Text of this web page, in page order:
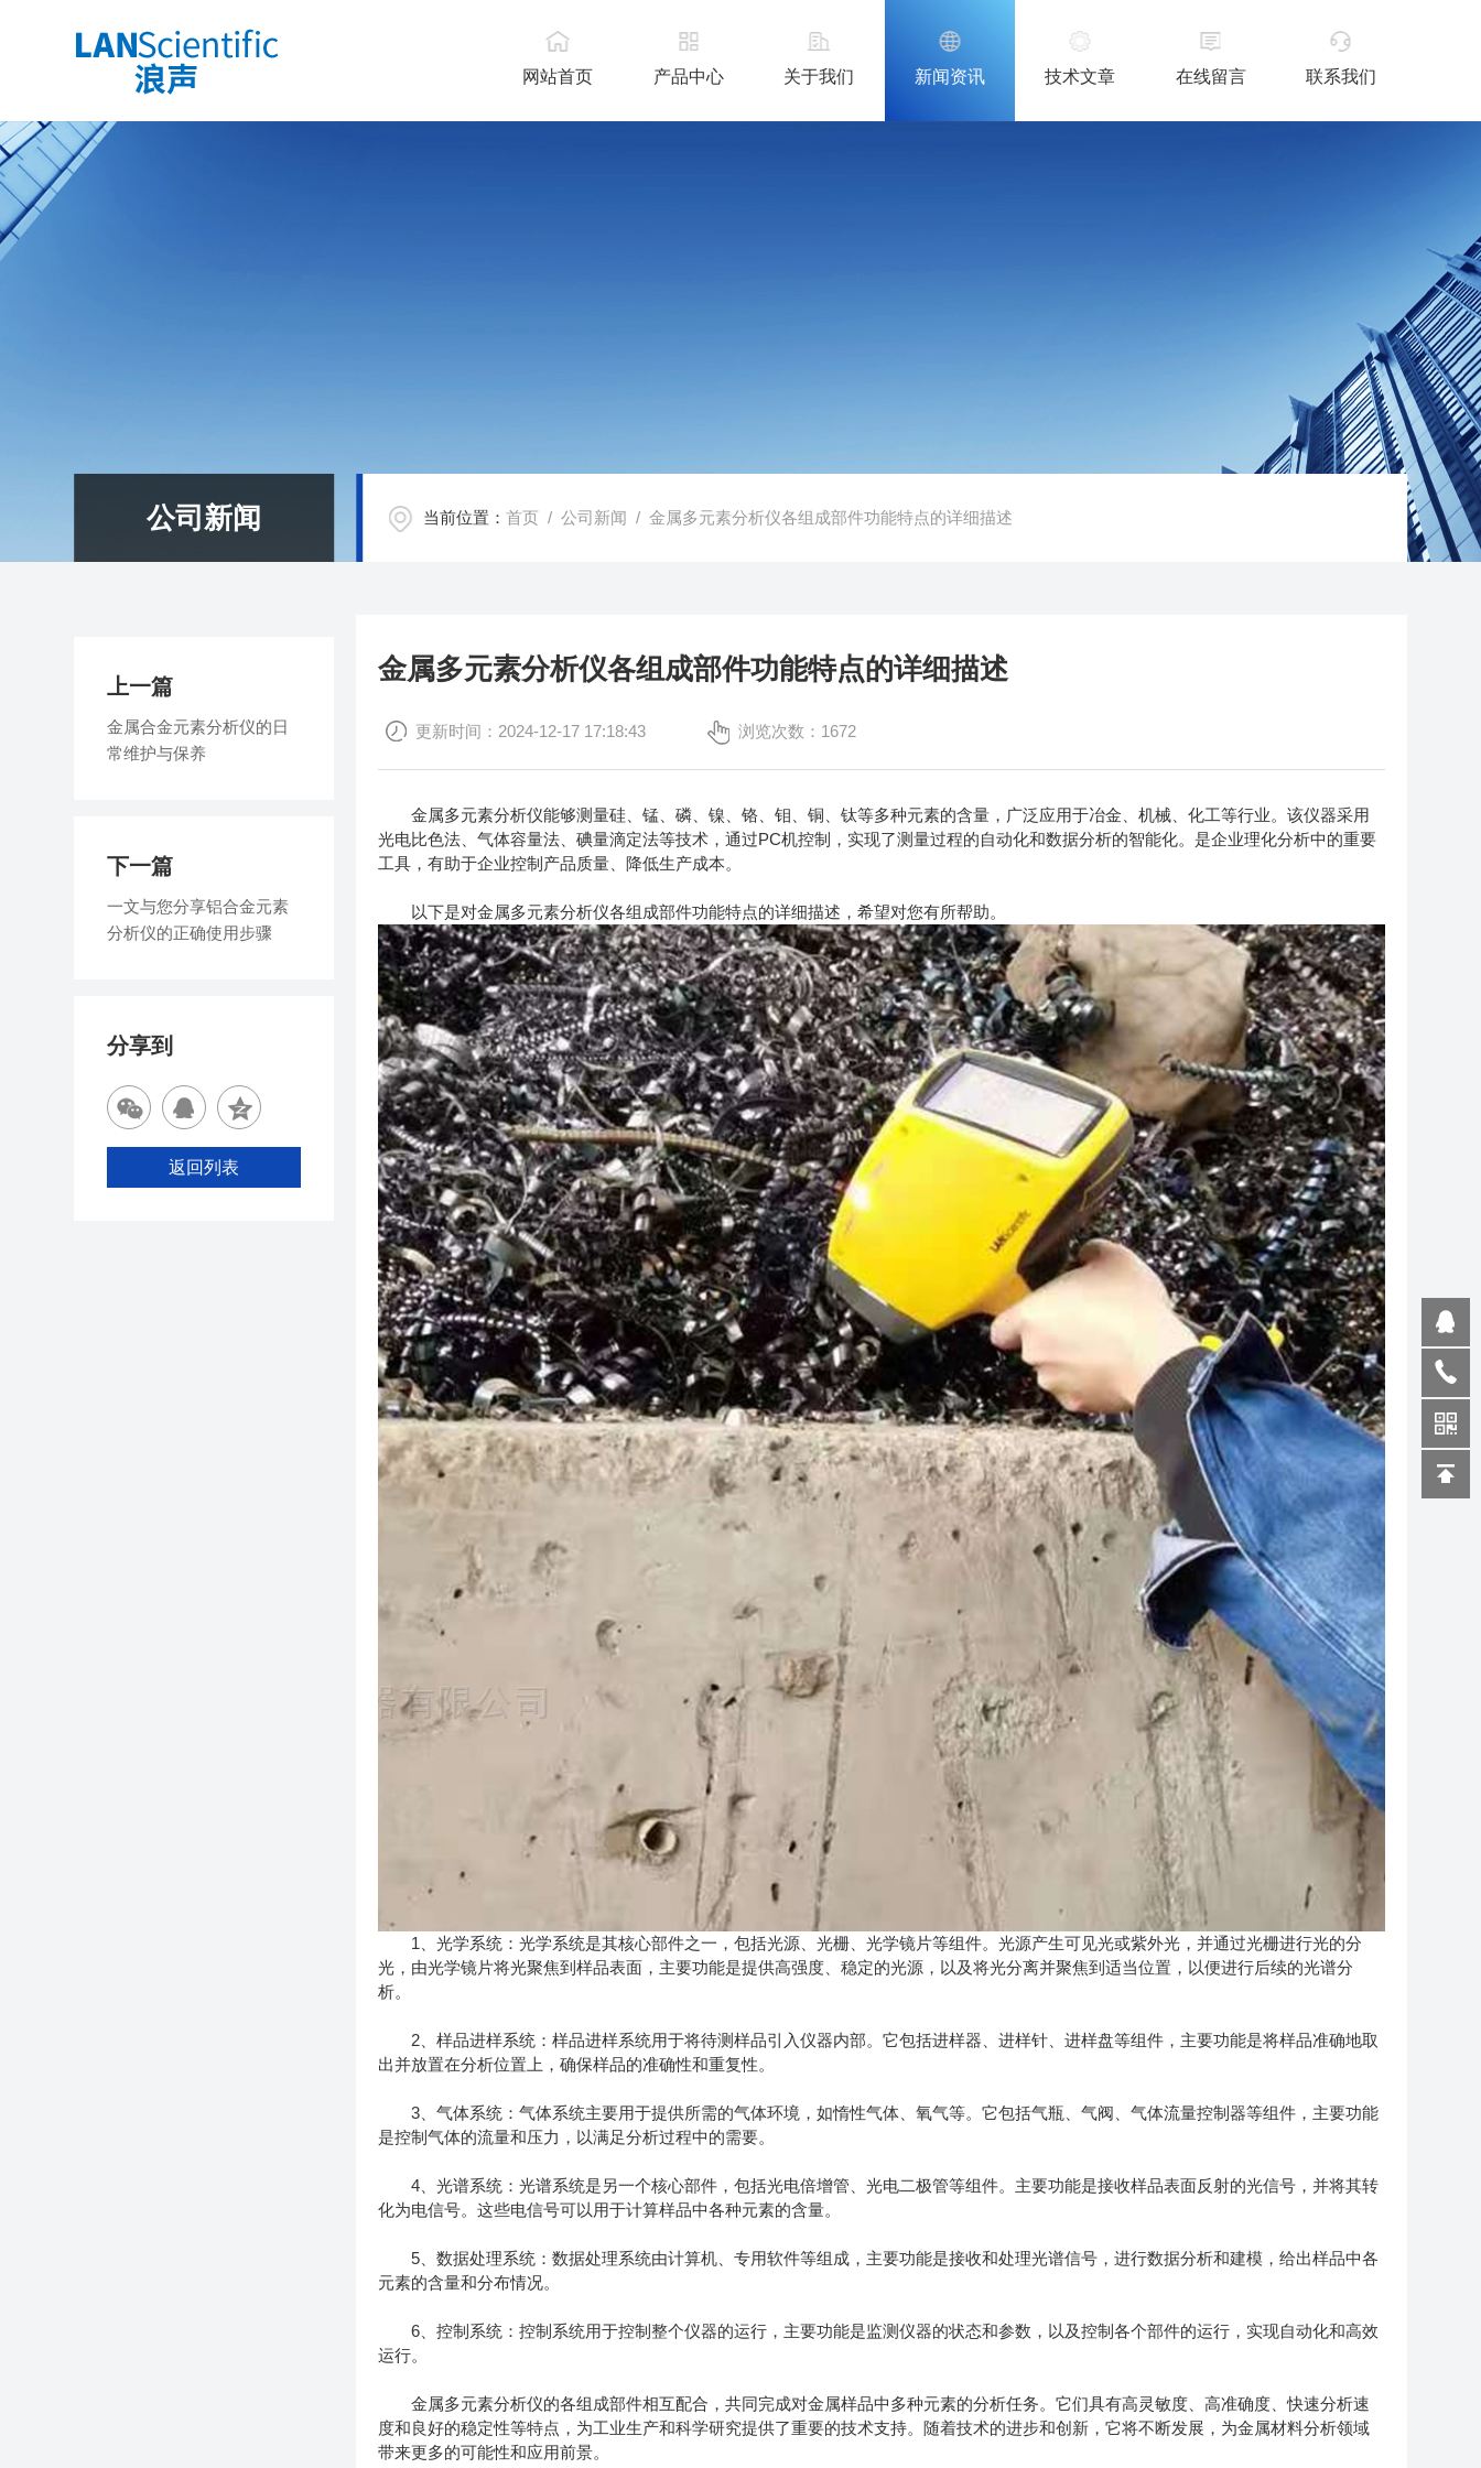
网站首页 产品中心 关于我们 新闻资讯 技术文章 在线留言 联系我们
公司新闻 当前位置：首页 /公司新闻 / 金属多元素分析仪各组成部件功能特点的详细描述
金属多元素分析仪各组成部件功能特点的详细描述
更新时间：2024-12-17 17:18:43 浏览次数：1672
金属多元素分析仪能够测量硅、锰、磷、镍、铬、钼、铜、钛等多种元素的含量，广泛应用于冶金、机械、化工等行业。该仪器采用
光电比色法、气体容量法、碘量滴定法等技术，通过PC机控制，实现了测量过程的自动化和数据分析的智能化。是企业理化分析中的重要
工具，有助于企业控制产品质量、降低生产成本。
以下是对金属多元素分析仪各组成部件功能特点的详细描述，希望对您有所帮助。
1、光学系统：光学系统是其核心部件之一，包括光源、光栅、光学镜片等组件。光源产生可见光或紫外光，并通过光栅进行光的分
光，由光学镜片将光聚焦到样品表面，主要功能是提供高强度、稳定的光源，以及将光分离并聚焦到适当位置，以便进行后续的光谱分
析。
2、样品进样系统：样品进样系统用于将待测样品引入仪器内部。它包括进样器、进样针、进样盘等组件，主要功能是将样品准确地取
出并放置在分析位置上，确保样品的准确性和重复性。
3、气体系统：气体系统主要用于提供所需的气体环境，如惰性气体、氧气等。它包括气瓶、气阀、气体流量控制器等组件，主要功能
是控制气体的流量和压力，以满足分析过程中的需要。
4、光谱系统：光谱系统是另一个核心部件，包括光电倍增管、光电二极管等组件。主要功能是接收样品表面反射的光信号，并将其转
化为电信号。这些电信号可以用于计算样品中各种元素的含量。
5、数据处理系统：数据处理系统由计算机、专用软件等组成，主要功能是接收和处理光谱信号，进行数据分析和建模，给出样品中各
元素的含量和分布情况。
6、控制系统：控制系统用于控制整个仪器的运行，主要功能是监测仪器的状态和参数，以及控制各个部件的运行，实现自动化和高效
运行。
金属多元素分析仪的各组成部件相互配合，共同完成对金属样品中多种元素的分析任务。它们具有高灵敏度、高准确度、快速分析速
度和良好的稳定性等特点，为工业生产和科学研究提供了重要的技术支持。随着技术的进步和创新，它将不断发展，为金属材料分析领域
带来更多的可能性和应用前景。
上一篇
金属合金元素分析仪的日
常维护与保养
下一篇
一文与您分享铝合金元素
分析仪的正确使用步骤
分享到
返回列表